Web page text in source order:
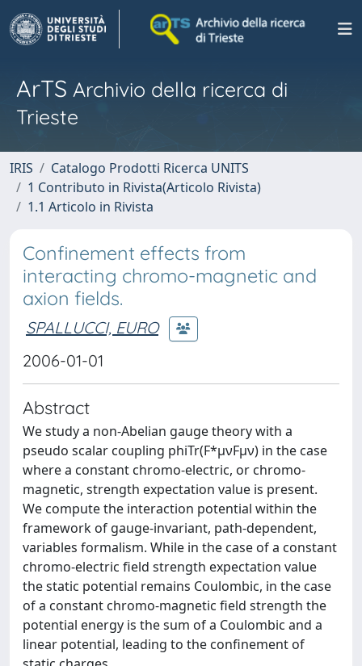
ArTS Archivio della ricerca di
Trieste
IRIS
Catalogo Prodotti Ricerca UNITS
1 Contributo in Rivista(Articolo Rivista)
1.1 Articolo in Rivista
Confinement effects from
interacting chromo-magnetic and
axion fields.
SPALLUCCI, EURO
2006-01-01
Abstract
We study a non-Abelian gauge theory with a
pseudo scalar coupling phiTr(F*μνFμν) in the case
where a constant chromo-electric, or chromo-
magnetic, strength expectation value is present.
We compute the interaction potential within the
framework of gauge-invariant, path-dependent,
variables formalism. While in the case of a constant
chromo-electric field strength expectation value
the static potential remains Coulombic, in the case
of a constant chromo-magnetic field strength the
potential energy is the sum of a Coulombic and a
linear potential, leading to the confinement of